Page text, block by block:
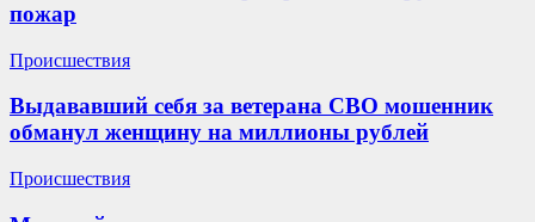
пожар
Происшествия
Выдававший себя за ветерана СВО мошенник
обманул женщину на миллионы рублей
Происшествия